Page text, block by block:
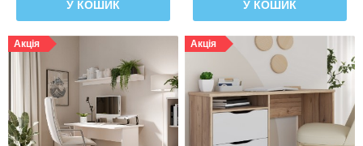
У КОШИК У КОШИК
Акція Акція